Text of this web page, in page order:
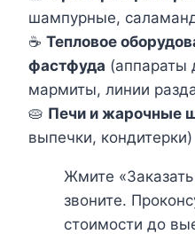
шампурные,
☕ Тепловое
фастфуда (аппараты
мармиты, линии
🥧 Печи и жарочные
выпечки, кондитерки)
Жмите
звоните.
стоимости до